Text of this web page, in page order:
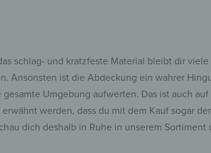
schlag- und kratzfeste Material bleibt dir
Ansonsten ist die Abdeckung ein wahrer
Umgebung aufwerten. Das ist auch
werden, dass du mit dem Kauf sogar
dich deshalb in Ruhe in unserem